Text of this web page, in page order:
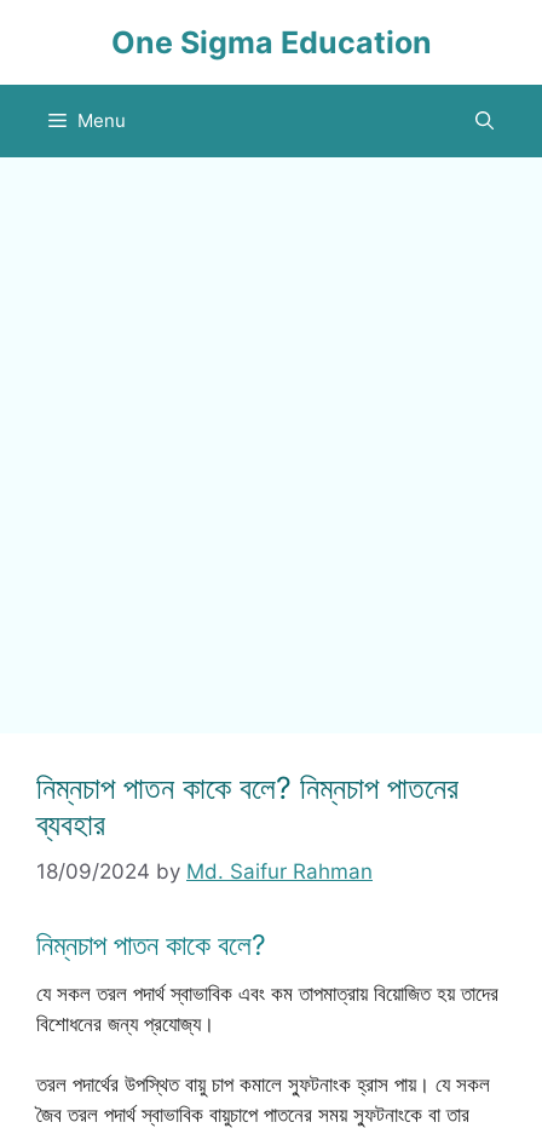
One Sigma Education
Menu
নিম্নচাপ পাতন কাকে বলে? নিম্নচাপ পাতনের
ব্যবহার
18/09/2024 by Md. Saifur Rahman
নিম্নচাপ পাতন কাকে বলে?
যে সকল তরল পদার্থ স্বাভাবিক এবং কম তাপমাত্রায় বিয়োজিত হয় তাদের
বিশোধনের জন্য প্রযোজ্য।
তরল পদার্থের উপস্থিত বায়ু চাপ কমালে স্ফুটনাংক হ্রাস পায়। যে সকল
জৈব তরল পদার্থ স্বাভাবিক বায়ুচাপে পাতনের সময় স্ফুটনাংকে বা তার